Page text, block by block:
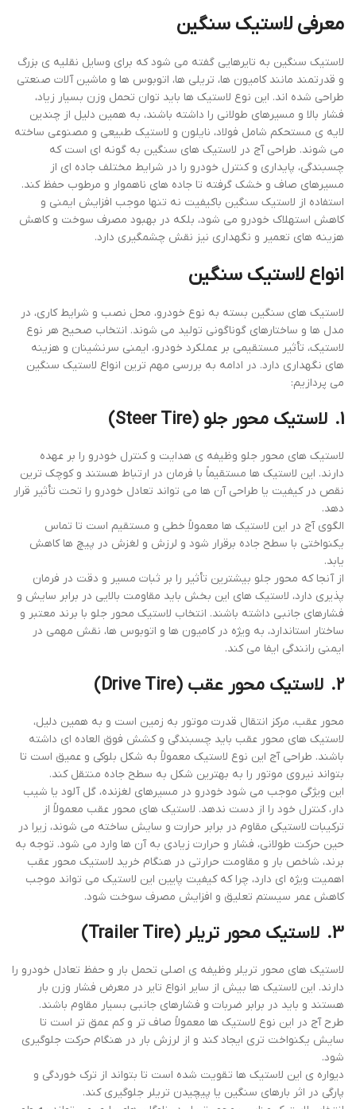
معرفی لاستیک سنگین
لاستیک سنگین به تایرهایی گفته می‌ شود که برای وسایل نقلیه ‌ی بزرگ
و قدرتمند مانند کامیون ‌ها، تریلی ‌ها، اتوبوس ‌ها و ماشین ‌آلات صنعتی
طراحی شده‌ اند. این نوع لاستیک‌ ها باید توان تحمل وزن بسیار زیاد،
فشار بالا و مسیرهای طولانی را داشته باشند، به همین دلیل از چندین
لایه ‌ی مستحکم شامل فولاد، نایلون و لاستیک طبیعی و مصنوعی ساخته
می‌ شوند. طراحی آج در لاستیک‌ های سنگین به‌ گونه‌ ای است که
چسبندگی، پایداری و کنترل خودرو را در شرایط مختلف جاده‌ ای از
مسیرهای صاف و خشک گرفته تا جاده‌ های ناهموار و مرطوب حفظ کند.
استفاده از لاستیک سنگین باکیفیت نه ‌تنها موجب افزایش ایمنی و
کاهش استهلاک خودرو می‌ شود، بلکه در بهبود مصرف سوخت و کاهش
هزینه‌ های تعمیر و نگهداری نیز نقش چشمگیری دارد.
انواع لاستیک سنگین
لاستیک های سنگین بسته به نوع خودرو، محل نصب و شرایط کاری، در
مدل ‌ها و ساختارهای گوناگونی تولید می‌ شوند. انتخاب صحیح هر نوع
لاستیک، تأثیر مستقیمی بر عملکرد خودرو، ایمنی سرنشینان و هزینه
‌های نگهداری دارد. در ادامه به بررسی مهم‌ ترین انواع لاستیک سنگین
می‌ پردازیم:
1. لاستیک محور جلو (Steer Tire)
لاستیک‌ های محور جلو وظیفه ‌ی هدایت و کنترل خودرو را بر عهده
دارند. این لاستیک‌ ها مستقیماً با فرمان در ارتباط هستند و کوچک‌ ترین
نقص در کیفیت یا طراحی آن‌ ها می‌ تواند تعادل خودرو را تحت تأثیر قرار
دهد.
الگوی آج در این لاستیک‌ ها معمولاً خطی و مستقیم است تا تماس
یکنواختی با سطح جاده برقرار شود و لرزش و لغزش در پیچ‌ ها کاهش
یابد.
از آنجا که محور جلو بیشترین تأثیر را بر ثبات مسیر و دقت در فرمان
‌پذیری دارد، لاستیک ‌های این بخش باید مقاومت بالایی در برابر سایش و
فشارهای جانبی داشته باشند. انتخاب لاستیک محور جلو با برند معتبر و
ساختار استاندارد، به ‌ویژه در کامیون‌ ها و اتوبوس‌ ها، نقش مهمی در
ایمنی رانندگی ایفا می ‌کند.
2. لاستیک محور عقب (Drive Tire)
محور عقب، مرکز انتقال قدرت موتور به زمین است و به همین دلیل،
لاستیک‌ های محور عقب باید چسبندگی و کشش فوق‌ العاده ‌ای داشته
باشند. طراحی آج این نوع لاستیک معمولاً به شکل بلوکی و عمیق است تا
بتواند نیروی موتور را به بهترین شکل به سطح جاده منتقل کند.
این ویژگی موجب می‌ شود خودرو در مسیرهای لغزنده، گل‌ آلود یا شیب‌
دار، کنترل خود را از دست ندهد. لاستیک‌ های محور عقب معمولاً از
ترکیبات لاستیکی مقاوم در برابر حرارت و سایش ساخته می ‌شوند، زیرا در
حین حرکت طولانی، فشار و حرارت زیادی به آن‌ ها وارد می‌ شود. توجه به
برند، شاخص بار و مقاومت حرارتی در هنگام خرید لاستیک محور عقب
اهمیت ویژه‌ ای دارد، چرا که کیفیت پایین این لاستیک می‌ تواند موجب
کاهش عمر سیستم تعلیق و افزایش مصرف سوخت شود.
3. لاستیک محور تریلر (Trailer Tire)
لاستیک ‌های محور تریلر وظیفه ‌ی اصلی تحمل بار و حفظ تعادل خودرو را
دارند. این لاستیک ‌ها بیش از سایر انواع تایر در معرض فشار وزن بار
هستند و باید در برابر ضربات و فشارهای جانبی بسیار مقاوم باشند.
طرح آج در این نوع لاستیک‌ ها معمولاً صاف ‌تر و کم‌ عمق‌ تر است تا
سایش یکنواخت‌ تری ایجاد کند و از لرزش بار در هنگام حرکت جلوگیری
شود.
دیواره ‌ی این لاستیک ‌ها تقویت ‌شده است تا بتواند از ترک‌ خوردگی و
پارگی در اثر بارهای سنگین یا پیچیدن تریلر جلوگیری کند.